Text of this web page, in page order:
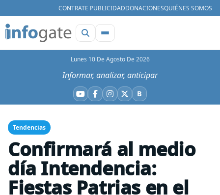
CONTRATE PUBLICIDADDONACIONESQUIÉNES SOMOS
Lunes 10 De Agosto De 2026
Informar, analizar, anticipar
YouTube
Facebook
Instagram
X BBluesky
Tendencias
Confirmará al medio
día Intendencia:
Fiestas Patrias en el